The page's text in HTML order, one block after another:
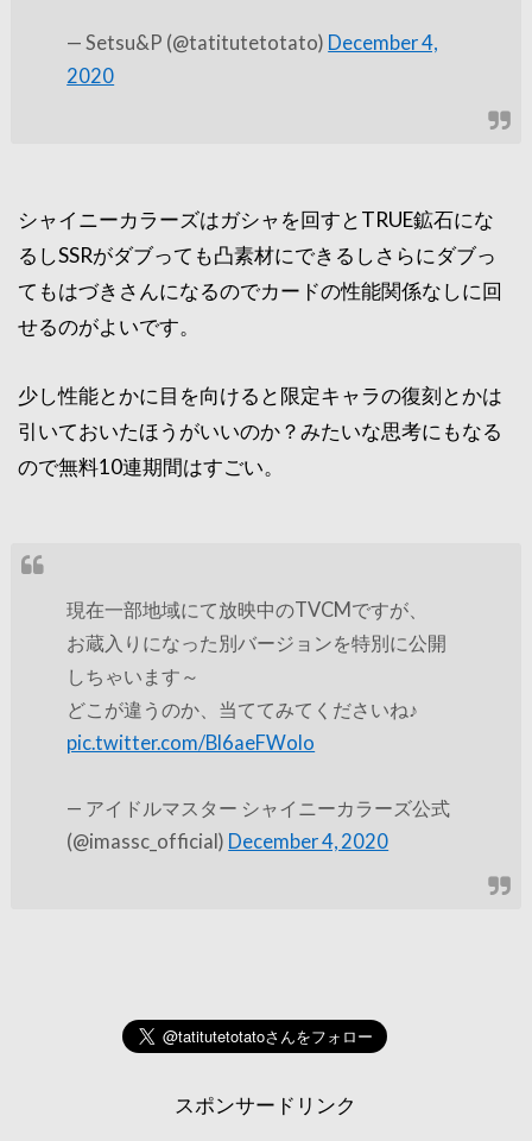
— Setsu&P (@tatitutetotato) December 4,
2020
シャイニーカラーズはガシャを回すとTRUE鉱石にな
るしSSRがダブっても凸素材にできるしさらにダブっ
てもはづきさんになるのでカードの性能関係なしに回
せるのがよいです。
少し性能とかに目を向けると限定キャラの復刻とかは
引いておいたほうがいいのか？みたいな思考にもなる
ので無料10連期間はすごい。
現在一部地域にて放映中のTVCMですが、
お蔵入りになった別バージョンを特別に公開
しちゃいます～
どこが違うのか、当ててみてくださいね♪
pic.twitter.com/Bl6aeFWolo
— アイドルマスター シャイニーカラーズ公式
(@imassc_official) December 4, 2020
スポンサードリンク